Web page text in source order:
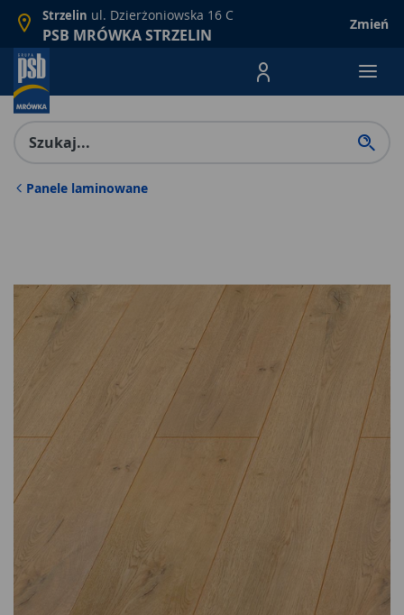
Strzelin ul. Dzierżoniowska 16 C
PSB MRÓWKA STRZELIN
Zmień
Menu Produktów,
Panele laminowane